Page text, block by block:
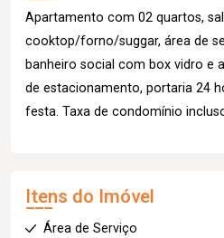
Apartamento com 02 quartos,
cooktop/forno/suggar, área de
banheiro social com box vidro e
de estacionamento, portaria 24
festa. Taxa de condomínio
Itens do Imóvel
Área de Serviço